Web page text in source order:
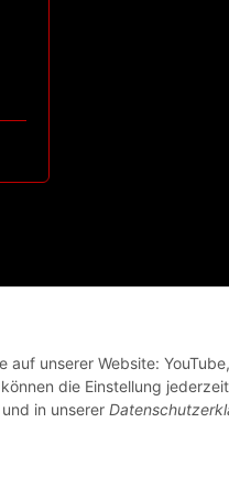
unserer Website:
die Einstellung
und in unserer